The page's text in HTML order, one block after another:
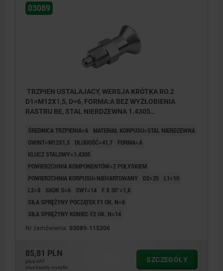
03089
TRZPIEN USTALAJACY, WERSJA KRÓTKA RO.2
D1=M12X1,5, D=6, FORMA:A BEZ WYŻŁOBIENIA
RASTRU BE, STAL NIERDZEWNA 1.4305
POLYSKIEM
ŚREDNICA TRZPIENIA=6
MATERIAŁ KORPUSU=STAL NIERDZEWNA
GWINT=M12X1,5
DŁUGOŚĆ=41,7
FORMA=A
KLUCZ STALOWY=1.4305
POWIERZCHNIA KOMPONENTÓW=Z POŁYSKIEM
POWIERZCHNIA KORPUSU=NIEHARTOWANY
D2=25
L1=10
L2=8
SKOK S=6 SW1=14
F X 30°=1,8
SIŁA SPRĘŻYNY POCZĄTEK F1 OK. N=6
SIŁA SPRĘŻYNY KONIEC F2 OK. N=14
Nr zamówienia: 03089-115206
85,81 PLN
plus VAT
plus koszty wysyłki
SZCZEGÓŁY